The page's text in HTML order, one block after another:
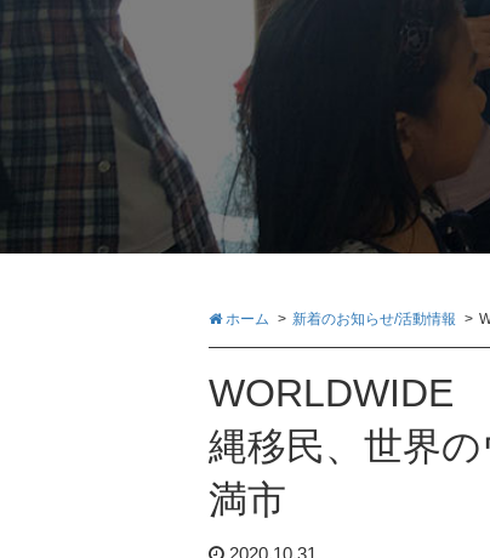
ホーム 新着のお知らせ/活動情報
WORLDWIDE
縄移民、世界
満市
2020.10.31